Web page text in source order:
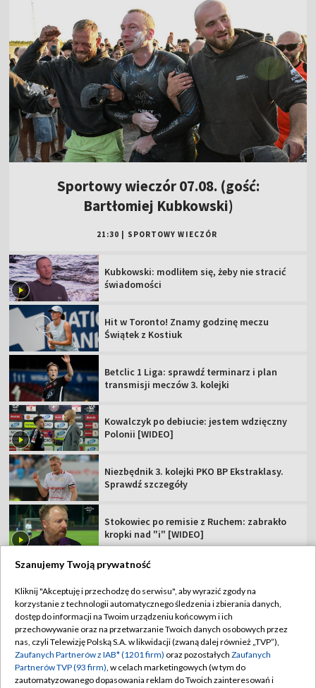
Sportowy wieczór 07.08. (gość:
Bartłomiej Kubkowski)
21:30 SPORTOWY WIECZÓR
Kubkowski: modliłem się, żeby nie stracić
świadomości
Hit w Toronto! Znamy godzinę meczu
Świątek z Kostiuk
Betclic 1 Liga: sprawdź terminarz i plan
transmisji meczów 3. kolejki
Kowalczyk po debiucie: jestem wdzięczny
Polonii [WIDEO]
Niezbędnik 3. kolejki PKO BP Ekstraklasy.
Sprawdź szczegóły
Stokowiec po remisie z Ruchem: zabrakło
kropki nad "i" [WIDEO]
TVP
Abonament TVP
Sklep TVP
Biuro Reklamy
Regulamin TVP
Polityka prywatności
Moje zgody
Szanujemy Twoją prywatność
Kliknij "Akceptuję i przechodzę do serwisu", aby wyrazić zgody na
korzystanie z technologii automatycznego śledzenia i zbierania danych,
dostęp do informacji na Twoim urządzeniu końcowym i ich
przechowywanie oraz na przetwarzanie Twoich danych osobowych przez
nas, czyli Telewizję Polską S.A. w likwidacji (zwaną dalej również „TVP”),
Zaufanych Partnerów z IAB* (1201 firm) oraz pozostałych Zaufanych
Partnerów TVP (93 firm), w celach marketingowych (w tym do
zautomatyzowanego dopasowania reklam do Twoich zainteresowań i